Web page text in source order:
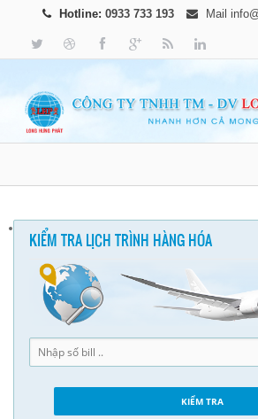
Hotline: 0933 733 193 Mail
KIỂM TRA LỊCH TRÌNH HÀNG HÓA